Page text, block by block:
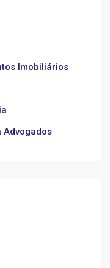
Imobiliários
Advogados